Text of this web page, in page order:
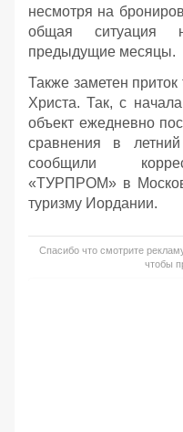
несмотря на
общая ситуация
предыдущие месяцы.
Также заметен
Христа. Так, с
объект ежедневно
сравнения в
сообщили
«ТУРПРОМ» в
туризму Иордании.
Спасибо что смотрите
чтобы